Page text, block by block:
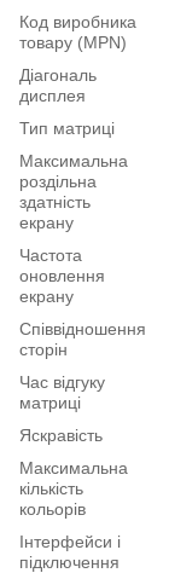
Код виробника
товару (MPN)
Діагональ
дисплея
Тип матриці
Максимальна
роздільна
здатність
екрану
Частота
оновлення
екрану
Співвідношення
сторін
Час відгуку
матриці
Яскравість
Максимальна
кількість
кольорів
Інтерфейси і
підключення